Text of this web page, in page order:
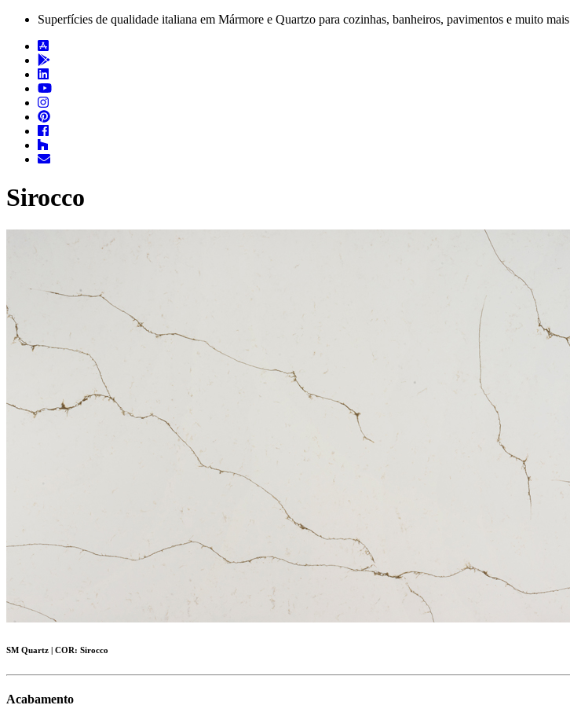
Superfícies de qualidade italiana em Mármore e Quartzo para cozinhas, banheiros, pavimentos e muito mais
Sirocco
SM Quartz | COR: Sirocco
Acabamento